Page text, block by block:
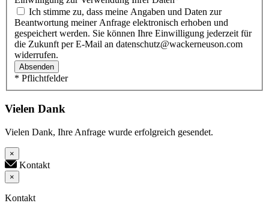
Beantwortung meiner Anfrage elektronisch erhoben und
gespeichert werden. Sie können Ihre Einwilligung jederzeit für
die Zukunft per E-Mail an datenschutz@wackerneuson.com
widerrufen.
Absenden
* Pflichtfelder
Vielen Dank
Vielen Dank, Ihre Anfrage wurde erfolgreich gesendet.
×
Kontakt
×
Kontakt